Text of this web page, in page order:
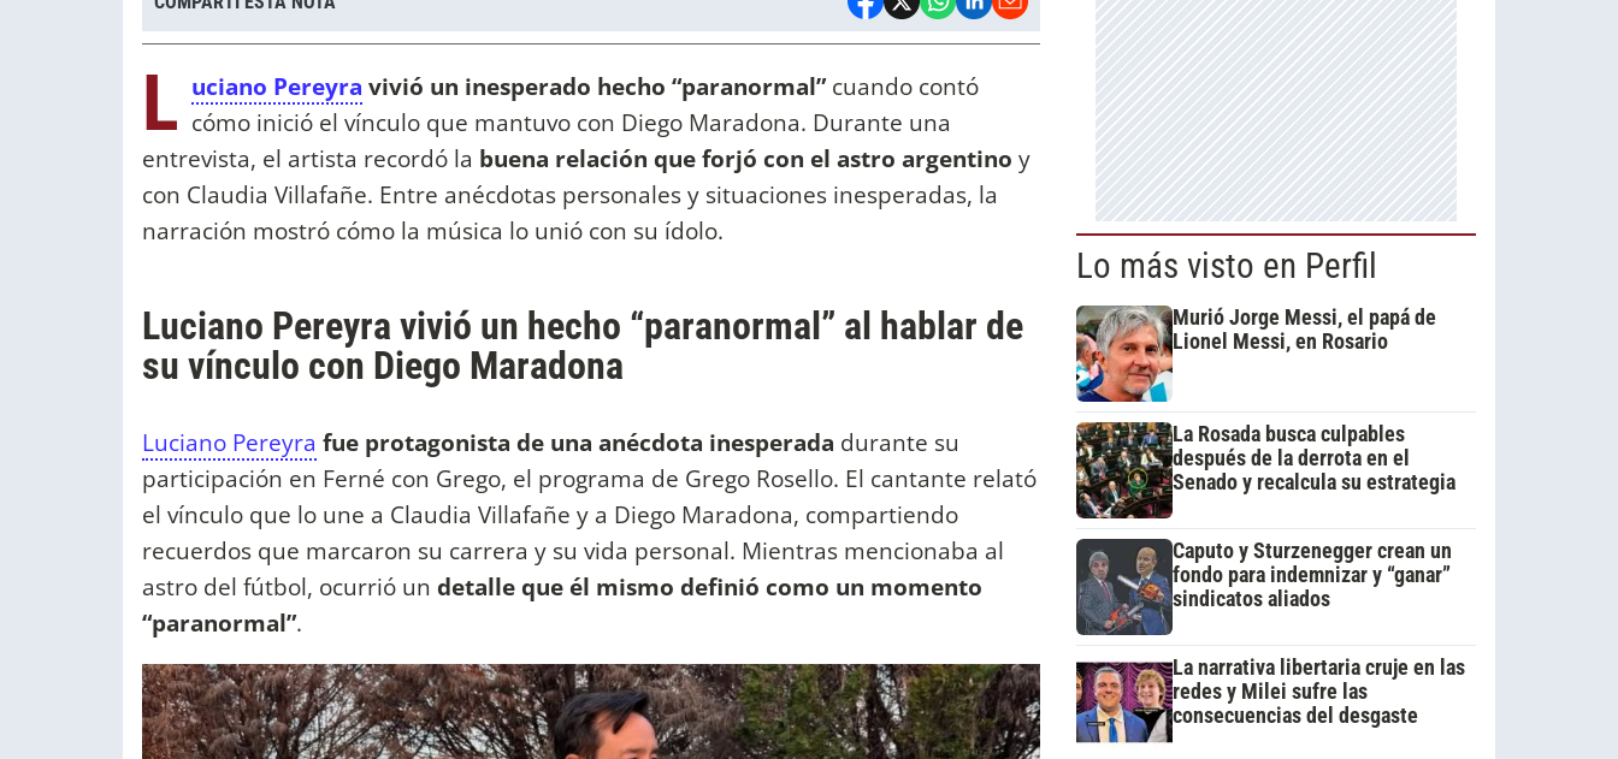
L uciano Pereyra vivió un inesperado hecho “paranormal”cuando contó
cómo inició el vínculo que mantuvo con Diego Maradona. Durante una
entrevista, el artista recordó la buena relación que forjó con el astro argentino y
con Claudia Villafañe. Entre anécdotas personales y situaciones inesperadas, la
narración mostró cómo la música lo unió con su ídolo.
Luciano Pereyra vivió un hecho “paranormal” al hablar de
su vínculo con Diego Maradona
Luciano Pereyra fue protagonista de una anécdota inesperada durante su
participación en Ferné con Grego, el programa de Grego Rosello. El cantante relató
el vínculo que lo une a Claudia Villafañe y a Diego Maradona, compartiendo
recuerdos que marcaron su carrera y su vida personal. Mientras mencionaba al
astro del fútbol, ocurrió un detalle que él mismo definió como un momento
“paranormal”.
Lo más visto en Perfil
Murió Jorge Messi, el papá de
Lionel Messi, en Rosario
La Rosada busca culpables
después de la derrota en el
Senado y recalcula su estrategia
Caputo y Sturzenegger crean un
fondo para indemnizar y “ganar”
sindicatos aliados
La narrativa libertaria cruje en las
redes y Milei sufre las
consecuencias del desgaste